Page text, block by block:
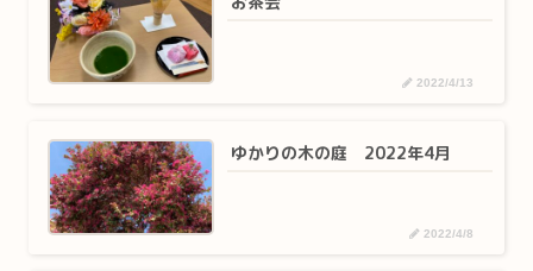
2022/4/13
ゆかりの木の庭 2022年4月
2022/4/8